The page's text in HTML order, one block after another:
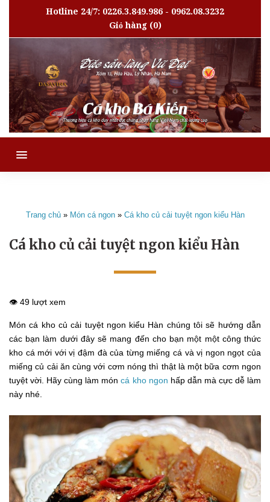
Hotline 24/7: 0226.3.849.986 - 0962.08.3232
Giỏ hàng(0)
MENU
Trang chủ» Món cá ngon» Cá kho củ cải tuyệt ngon kiểu Hàn
Cá kho củ cải tuyệt ngon kiểu Hàn
👁️ 49 lượt xem
Món cá kho củ cải tuyệt ngon kiểu Hàn chúng tôi sẽ hướng dẫn
các bạn làm dưới đây sẽ mang đến cho bạn một một công thức
kho cá mới với vị đậm đà của từng miếng cá và vị ngon ngọt của
miếng củ cải ăn cùng với cơm nóng thì thật là một bữa cơm ngon
tuyệt vời. Hãy cùng làm móncá kho ngon hấp dẫn mà cực dễ làm
này nhé.